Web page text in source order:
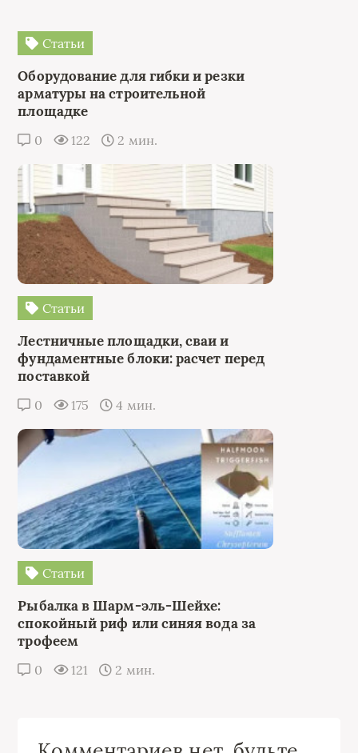
Статьи
Оборудование для гибки и резки
арматуры на строительной
площадке
0 122 2 мин.
Статьи
Лестничные площадки, сваи и
фундаментные блоки: расчет перед
поставкой
0 175 4 мин.
Статьи
Рыбалка в Шарм-эль-Шейхе:
спокойный риф или синяя вода за
трофеем
0 121 2 мин.